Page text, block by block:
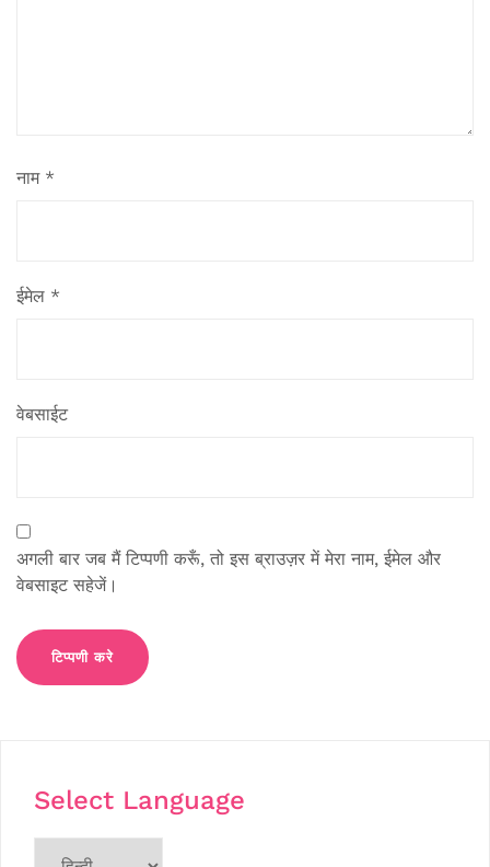
नाम *
ईमेल *
वेबसाईट
अगली बार जब मैं टिप्पणी करूँ, तो इस ब्राउज़र में मेरा नाम, ईमेल और
वेबसाइट सहेजें।
Select Language
Choose